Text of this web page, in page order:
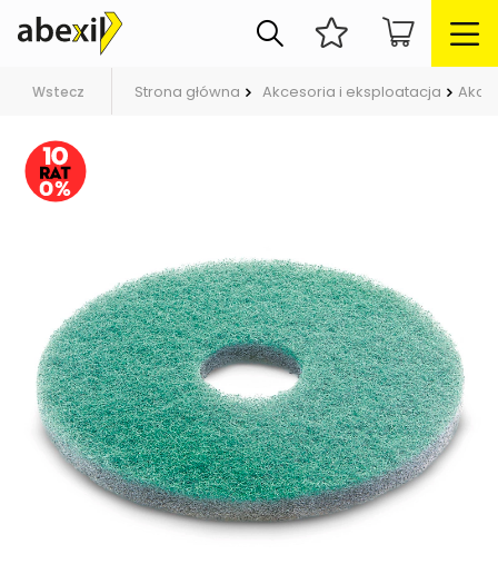
Wstecz Strona główna Akcesoria i eksploatacja